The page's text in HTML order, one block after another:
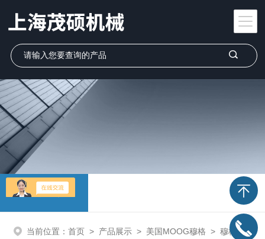
产品展示
当前位置： 首页 > 产品展示 > 美国MOOG穆格 > 穆格MOOG伺服阀